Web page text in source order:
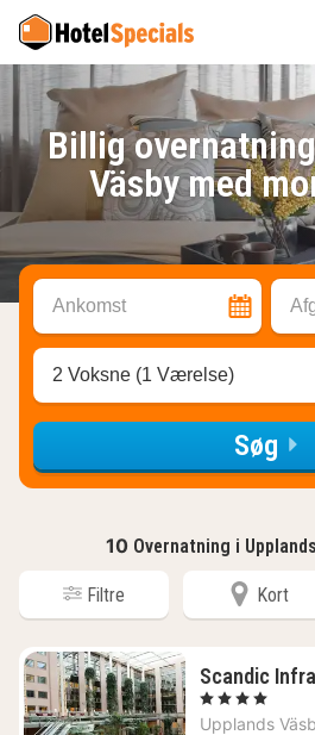
Billig
Väsby med
Ankomst
2 Voksne (1 Værelse)
Søg
10 Overnatning i
Filtre Kort
Scandic
, 4 Stjerner
Upplands